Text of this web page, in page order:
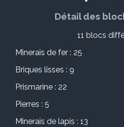
Détail des
11 blocs
Minerais de fer : 25
Briques lisses : 9
Prismarine : 22
Pierres : 5
Minerais de lapis : 13